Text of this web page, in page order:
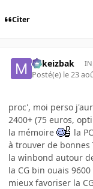
Citer
Mikeizbak
Posté(e) le 23
proc', moi perso
2400+ (75 euros,
la mémoire
la
à trouver de bonnes
la winbond autour
la CG bin ouais
mieux favoriser la